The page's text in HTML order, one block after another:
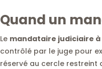
Quand un
Le mandataire judiciaire
contrôlé par le juge pour
réservé au cercle restreint